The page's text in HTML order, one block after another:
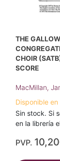
THE
CHOIR
SCORE
MacMillan,
Disponible
Sin stock. Si
en la librería
PVP.